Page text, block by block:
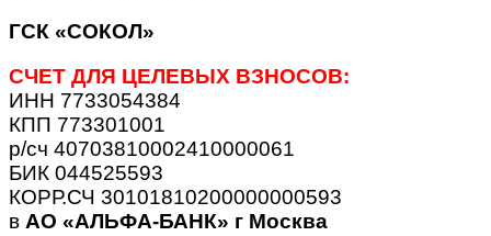
ГСК «СОКОЛ»
СЧЕТ ДЛЯ ЦЕЛЕВЫХ ВЗНОСОВ:
ИНН 7733054384
КПП 773301001
р/сч 40703810002410000061
БИК 044525593
КОРР.СЧ 30101810200000000593
в АО «АЛЬФА-БАНК» г Москва